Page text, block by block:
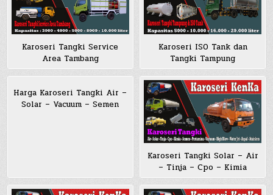
Karoseri Tangki Service
Area Tambang
Karoseri ISO Tank dan
Tangki Tampung
Harga Karoseri Tangki Air –
Solar – Vacuum – Semen
Karoseri Tangki Solar – Air
– Tinja – Cpo – Kimia